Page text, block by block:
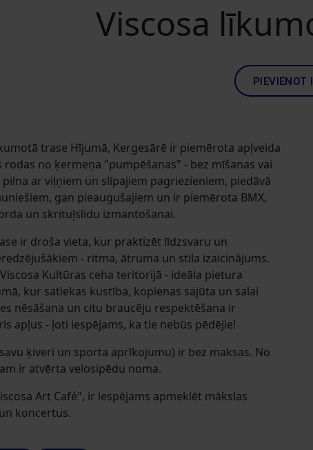
Viscosa
PIEVIENOT
trase Hījumā, Kergesārē ir piemērota apļveida
no ķermeņa "pumpēšanas" - bez mīšanas vai
pilna ar viļņiem un slīpajiem pagriezieniem, piedāvā
gan pieaugušajiem un ir piemērota BMX,
un skrituļslidu izmantošanai.
ir droša vieta, kur praktizēt līdzsvaru un
- ritma, ātruma un stila izaicinājums.
Kultūras ceha teritorijā - ideāla pietura
kur satiekas kustība, kopienas sajūta un salai
nēsāšana un citu braucēju respektēšana ir
apļus - ļoti iespējams, ka tie nebūs pēdējie!
ķiveri un sporta aprīkojumu) ir bez maksas. No
ir atvērta velosipēdu noma.
Art Café", ir iespējams apmeklēt mākslas
koncertus.